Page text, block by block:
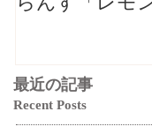
最近の記事
Recent Posts